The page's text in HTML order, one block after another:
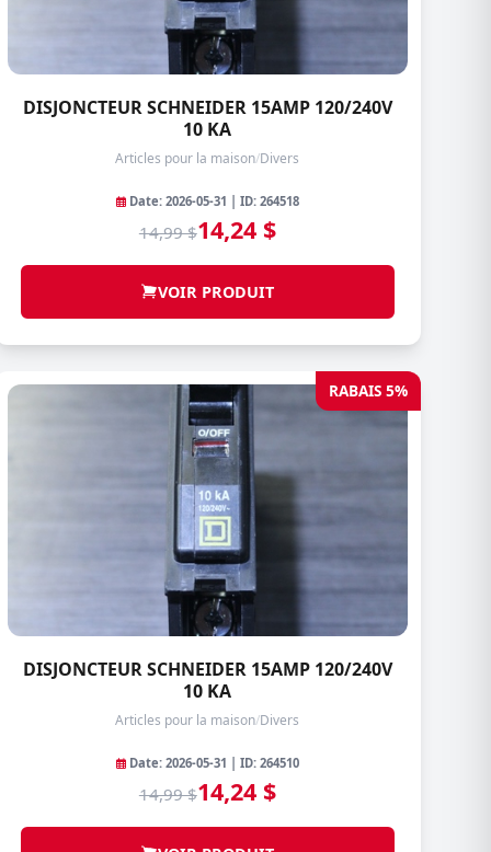
DISJONCTEUR SCHNEIDER 15AMP 120/240V
10 KA
Articles pour la maison/Divers
Date: 2026-05-31 | ID: 264518
14,99 $14,24 $
VOIR PRODUIT
RABAIS 5%
DISJONCTEUR SCHNEIDER 15AMP 120/240V
10 KA
Articles pour la maison/Divers
Date: 2026-05-31 | ID: 264510
14,99 $14,24 $